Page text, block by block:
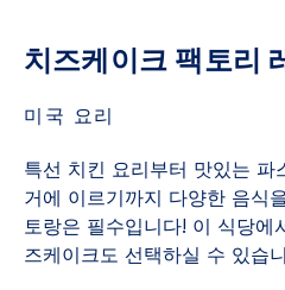
치즈케이크 팩토리
미국 요리
특선 치킨 요리부터 맛있는 파
거에 이르기까지 다양한 음식
토랑은 필수입니다! 이 식당에
즈케이크도 선택하실 수 있습